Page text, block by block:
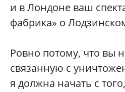
и в Лондоне ваш
фабрика» о
Ровно потому, что вы
связанную с
я должна начать с